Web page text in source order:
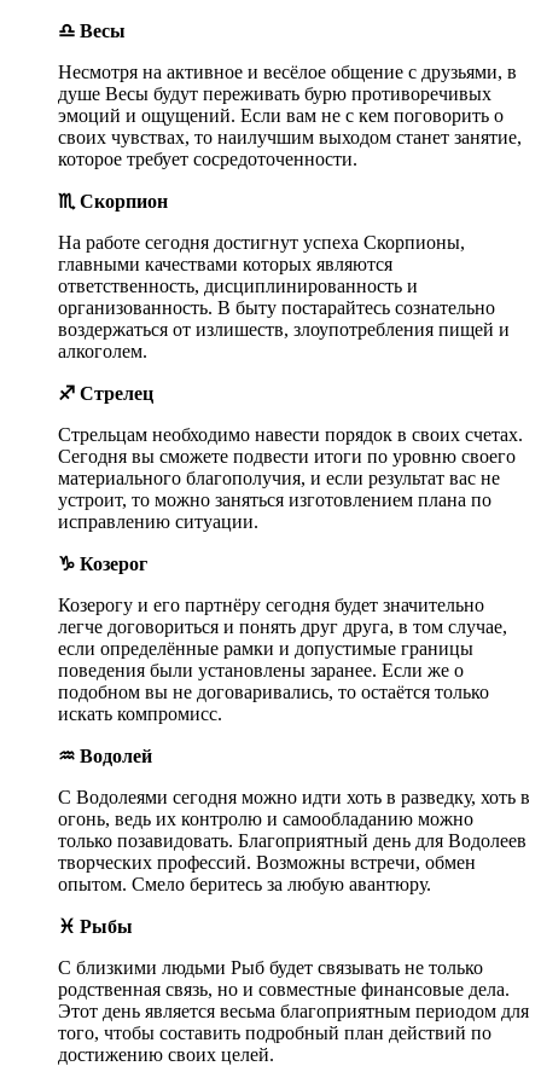
♎ Весы
Несмотря на активное и весёлое общение с друзьями, в
душе Весы будут переживать бурю противоречивых
эмоций и ощущений. Если вам не с кем поговорить о
своих чувствах, то наилучшим выходом станет занятие,
которое требует сосредоточенности.
♏ Скорпион
На работе сегодня достигнут успеха Скорпионы,
главными качествами которых являются
ответственность, дисциплинированность и
организованность. В быту постарайтесь сознательно
воздержаться от излишеств, злоупотребления пищей и
алкоголем.
♐ Стрелец
Стрельцам необходимо навести порядок в своих счетах.
Сегодня вы сможете подвести итоги по уровню своего
материального благополучия, и если результат вас не
устроит, то можно заняться изготовлением плана по
исправлению ситуации.
♑ Козерог
Козерогу и его партнёру сегодня будет значительно
легче договориться и понять друг друга, в том случае,
если определённые рамки и допустимые границы
поведения были установлены заранее. Если же о
подобном вы не договаривались, то остаётся только
искать компромисс.
♒ Водолей
С Водолеями сегодня можно идти хоть в разведку, хоть в
огонь, ведь их контролю и самообладанию можно
только позавидовать. Благоприятный день для Водолеев
творческих профессий. Возможны встречи, обмен
опытом. Смело беритесь за любую авантюру.
♓ Рыбы
С близкими людьми Рыб будет связывать не только
родственная связь, но и совместные финансовые дела.
Этот день является весьма благоприятным периодом для
того, чтобы составить подробный план действий по
достижению своих целей.